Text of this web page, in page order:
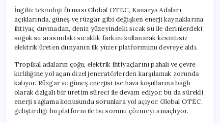
Üreten
Yenilikçi
Platform
için
İngiliz teknoloji firması Global OTEC, Kanarya Adaları
açıklarında, güneş ve rüzgar gibi değişken enerji kaynaklarına
ihtiyaç duymadan, deniz yüzeyindeki sıcak su ile derinlerdeki
soğuk su arasındaki sıcaklık farkını kullanarak kesintisiz
elektrik üreten dünyanın ilk yüzer platformunu devreye aldı.
Tropikal adaların çoğu, elektrik ihtiyaçlarını pahalı ve çevre
kirliliğine yol açan dizel jeneratörlerden karşılamak zorunda
kalıyor. Rüzgar ve güneş enerjisi ise hava koşullarına bağlı
olarak dalgalı bir üretim süreci ile devam ediyor, bu da sürekli
enerji sağlama konusunda sorunlara yol açıyor. Global OTEC,
geliştirdiği bu platform ile bu sorunu çözmeyi amaçlıyor.